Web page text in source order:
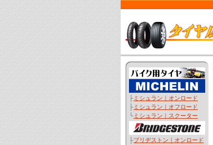
├ ミシュラン｜オンロード
├ ミシュラン｜オフロード
└ ミシュラン｜スクーター
├ブリヂストン｜オンロード